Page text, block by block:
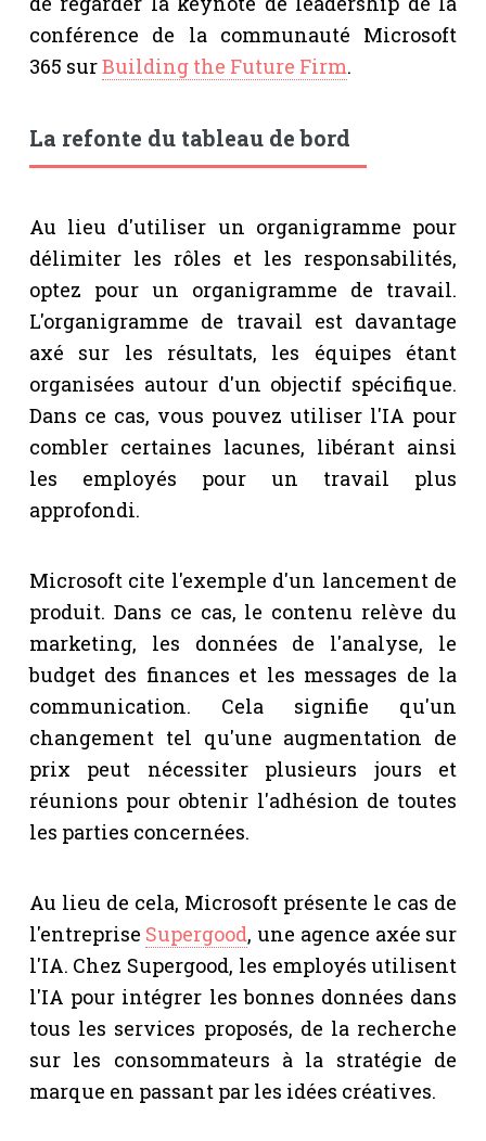
conférence de la communauté Microsoft
365 surBuilding the Future Firm.
La refonte du tableau de bord
Au lieu d'utiliser un organigramme pour
délimiter les rôles et les responsabilités,
optez pour un organigramme de travail.
L'organigramme de travail est davantage
axé sur les résultats, les équipes étant
organisées autour d'un objectif spécifique.
Dans ce cas, vous pouvez utiliser l'IA pour
combler certaines lacunes, libérant ainsi
les employés pour un travail plus
approfondi.
Microsoft cite l'exemple d'un lancement de
produit. Dans ce cas, le contenu relève du
marketing, les données de l'analyse, le
budget des finances et les messages de la
communication. Cela signifie qu'un
changement tel qu'une augmentation de
prix peut nécessiter plusieurs jours et
réunions pour obtenir l'adhésion de toutes
les parties concernées.
Au lieu de cela, Microsoft présente le cas de
l'entreprise Supergood, une agence axée sur
l'IA. Chez Supergood, les employés utilisent
l'IA pour intégrer les bonnes données dans
tous les services proposés, de la recherche
sur les consommateurs à la stratégie de
marque en passant par les idées créatives.